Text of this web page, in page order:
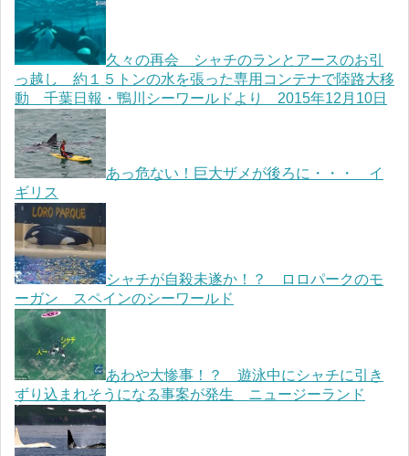
久々の再会 シャチのランとアースのお引
っ越し 約１５トンの水を張った専用コンテナで陸路大移
動 千葉日報・鴨川シーワールドより 2015年12月10日
あっ危ない！巨大ザメが後ろに・・・ イ
ギリス
シャチが自殺未遂か！？ ロロパークのモ
ーガン スペインのシーワールド
あわや大惨事！？ 遊泳中にシャチに引き
ずり込まれそうになる事案が発生 ニュージーランド